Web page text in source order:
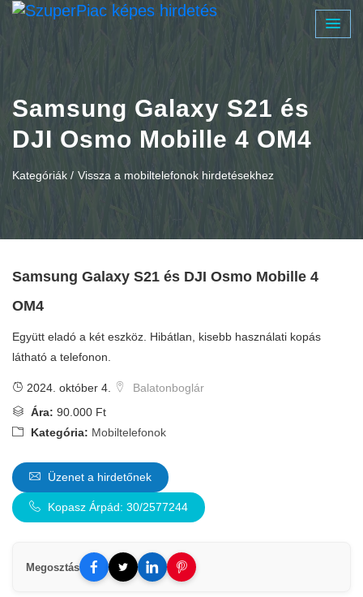
Samsung Galaxy S21 és
DJI Osmo Mobille 4 OM4
Kategóriák / Vissza a mobiltelefonok hirdetésekhez
Samsung Galaxy S21 és DJI Osmo Mobille 4
OM4
Együtt eladó a két eszköz. Hibátlan, kisebb használati kopás
látható a telefonon.
2024. október 4.
Balatonboglár
Ára: 90.000 Ft
Kategória: Mobiltelefonok
Üzenet a hirdetőnek
Kopasz Árpád: 30/2577244
Megosztás